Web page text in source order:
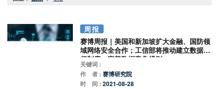
周报
赛博周报｜美国和新加坡扩大金融、国防领
域网络安全合作；工信部将推动建立数据产
权制度、完善数据竞争规则
关键词 :
作 者 :赛博研究院
时 间 :2021-08-28